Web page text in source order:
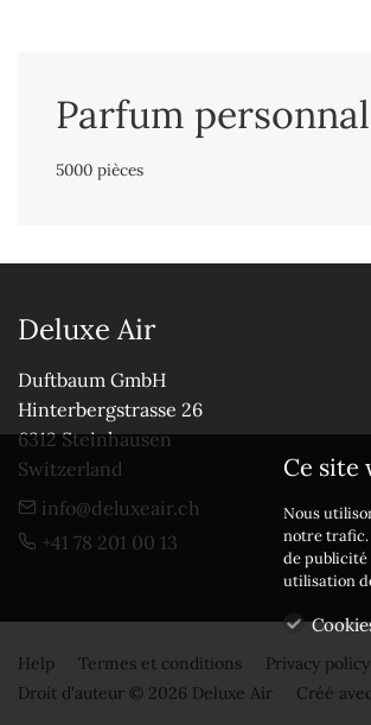
Parfum
5000 pièces
Deluxe Air
Duftbaum GmbH
Hinterbergstrasse 26
6312 Steinhausen
Switzerland
info@deluxeair.ch
+41 78 201 00 13
Help Termes et conditions Privacy policy
Droit d'auteur © 2026 Deluxe Air
Créé
Ce site
Nous
notre trafic.
de publicité
utilisation